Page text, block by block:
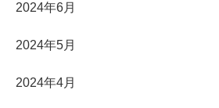
2024年6月
2024年5月
2024年4月